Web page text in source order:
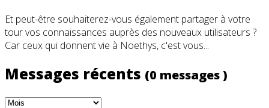
Et peut-être souhaiterez-vous également partager à votre
tour vos connaissances auprès des nouveaux utilisateurs ?
Car ceux qui donnent vie à Noethys, c'est vous...
Messages récents (0 messages )